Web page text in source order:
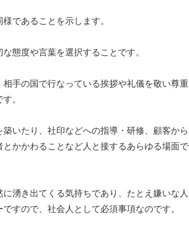
であることを示します。
態度や言葉を選択することです。
手の国で行なっている挨拶や礼儀を敬い尊重
。
いたり、社印などへの指導・研修、顧客から
かかわることなど人と接するあらゆる場面で
湧き出てくる気持ちであり、たとえ嫌いな人
すので、社会人として必須事項なのです。